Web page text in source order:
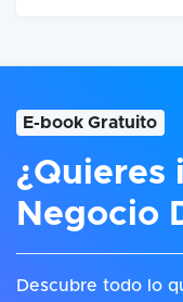
E-book Gratuito
¿Quieres
Negocio
Descubre todo lo